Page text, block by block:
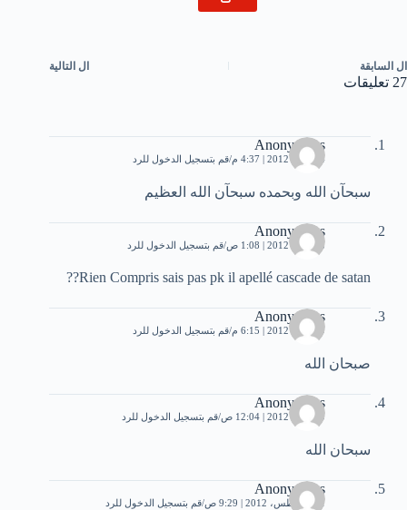
ال السابقة ال التالية
27 تعليقات
Anonymous
14 مايو، 2012 | 4:37 م قم بتسجيل الدخول للرد
سبحآن الله وبحمده سبحآن الله العظيم
Anonymous
18 مايو، 2012 | 1:08 ص قم بتسجيل الدخول للرد
Rien Compris sais pas pk il apellé cascade de satan??
Anonymous
19 مايو، 2012 | 6:15 م قم بتسجيل الدخول للرد
صبحان الله
Anonymous
20 مايو، 2012 | 12:04 ص قم بتسجيل الدخول للرد
سبحان الله
Anonymous
21 أغسطس، 2012 | 9:29 ص قم بتسجيل الدخول للرد